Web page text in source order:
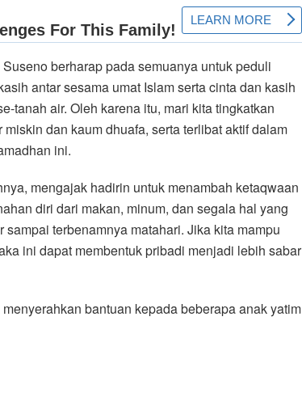
berharap pada semuanya untuk peduli
antar sesama umat Islam serta cinta dan kasih
tanah air. Oleh karena itu, mari kita tingkatkan
dan kaum dhuafa, serta terlibat aktif dalam
ini.
mengajak hadirin untuk menambah ketaqwaan
diri dari makan, minum, dan segala hal yang
terbenamnya matahari. Jika kita mampu
ini dapat membentuk pribadi menjadi lebih sabar
bantuan kepada beberapa anak yatim